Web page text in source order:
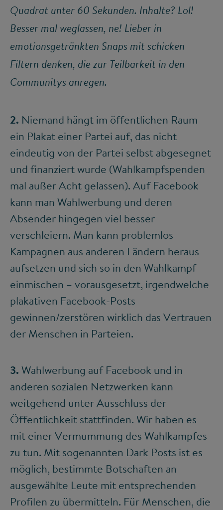
Quadrat unter 60 Sekunden. Inhalte? Lol!
Besser mal weglassen, ne! Lieber in
emotionsgetränkten Snaps mit schicken
Filtern denken, die zur Teilbarkeit in den
Communitys anregen.
2. Niemand hängt im öffentlichen Raum
ein Plakat einer Partei auf, das nicht
eindeutig von der Partei selbst abgesegnet
und finanziert wurde (Wahlkampfspenden
mal außer Acht gelassen). Auf Facebook
kann man Wahlwerbung und deren
Absender hingegen viel besser
verschleiern. Man kann problemlos
Kampagnen aus anderen Ländern heraus
aufsetzen und sich so in den Wahlkampf
einmischen – vorausgesetzt, irgendwelche
plakativen Facebook-Posts
gewinnen/zerstören wirklich das Vertrauen
der Menschen in Parteien.
3. Wahlwerbung auf Facebook und in
anderen sozialen Netzwerken kann
weitgehend unter Ausschluss der
Öffentlichkeit stattfinden. Wir haben es
mit einer Vermummung des Wahlkampfes
zu tun. Mit sogenannten Dark Posts ist es
möglich, bestimmte Botschaften an
ausgewählte Leute mit entsprechenden
Profilen zu übermitteln. Für Menschen, die